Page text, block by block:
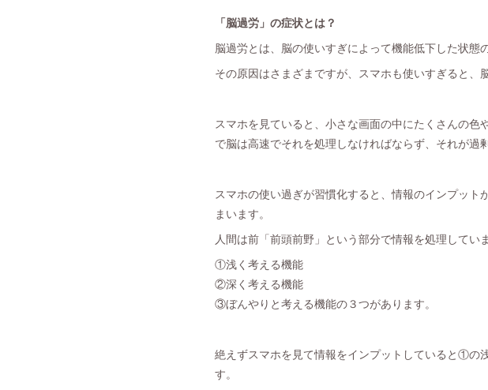
「脳過労」の症状とは？
脳過労とは、脳の使いすぎによって機能低下した状態
その原因はさまざまですが、スマホも使いすぎると、
スマホを見ていると、小さな画面の中にたくさんの
で脳は高速でそれを処理しなければならず、それが過
スマホの使い過ぎが習慣化すると、情報のインプッ
まいます。
人間は前「前頭前野」という部分で情報を処理してい
①浅く考える機能
②深く考える機能
③ぼんやりと考える機能の３つがあります。
絶えずスマホを見て情報をインプットしていると①の
す。